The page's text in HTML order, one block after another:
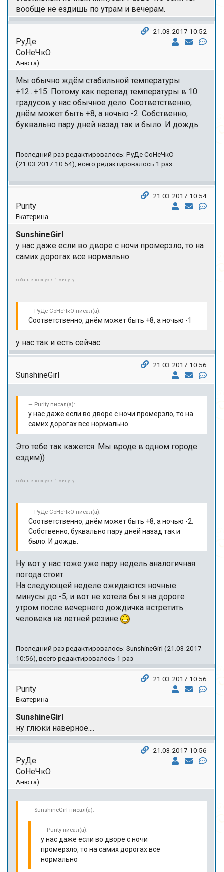
вообще не ездишь по утрам и вечерам.
РуДе
СоНеЧкО
Анюта)
21.03.2017 10:52
Мы обычно ждём стабильной температуры
+12...+15. Потому как перепад температуры в 10
градусов у нас обычное дело. Соответственно,
днём может быть +8, а ночью -2. Собственно,
буквально пару дней назад так и было. И дождь.
Последний раз редактировалось: РуДе СоНеЧкО
(21.03.2017 10:54), всего редактировалось 1 раз
Purity
Екатерина
21.03.2017 10:54
SunshineGirl
у нас даже если во дворе с ночи промерзло, то на
самих дорогах все нормально
добавлено спустя 1 минуту:
РуДе СоНеЧкО писал(а):
Соответственно, днём может быть +8, а ночью -1
у нас так и есть сейчас
SunshineGirl
21.03.2017 10:56
Purity писал(а):
у нас даже если во дворе с ночи промерзло, то на
самих дорогах все нормально
Это тебе так кажется. Мы вроде в одном городе
ездим))
добавлено спустя 1 минуту:
РуДе СоНеЧкО писал(а):
Соответственно, днём может быть +8, а ночью -2.
Собственно, буквально пару дней назад так и
было. И дождь.
Ну вот у нас тоже уже пару недель аналогичная
погода стоит.
На следующей неделе ожидаются ночные
минусы до -5, и вот не хотела бы я на дороге
утром после вечернего дождичка встретить
человека на летней резине
Последний раз редактировалось: SunshineGirl (21.03.2017
10:56), всего редактировалось 1 раз
Purity
Екатерина
21.03.2017 10:56
SunshineGirl
ну глюки наверное....
РуДе
СоНеЧкО
Анюта)
21.03.2017 10:56
SunshineGirl писал(а):
Purity писал(а):
у нас даже если во дворе с ночи
промерзло, то на самих дорогах все
нормально